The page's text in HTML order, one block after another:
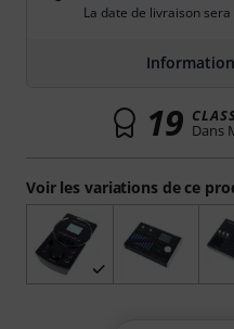
Voir les variations de ce
La date de livraison
19 Dans